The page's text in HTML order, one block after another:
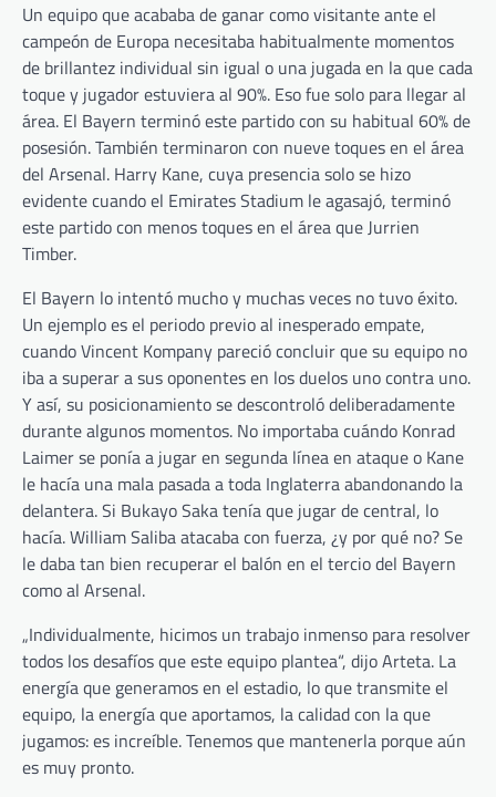
Un equipo que acababa de ganar como visitante ante el
campeón de Europa necesitaba habitualmente momentos
de brillantez individual sin igual o una jugada en la que cada
toque y jugador estuviera al 90%. Eso fue solo para llegar al
área. El Bayern terminó este partido con su habitual 60% de
posesión. También terminaron con nueve toques en el área
del Arsenal. Harry Kane, cuya presencia solo se hizo
evidente cuando el Emirates Stadium le agasajó, terminó
este partido con menos toques en el área que Jurrien
Timber.
El Bayern lo intentó mucho y muchas veces no tuvo éxito.
Un ejemplo es el periodo previo al inesperado empate,
cuando Vincent Kompany pareció concluir que su equipo no
iba a superar a sus oponentes en los duelos uno contra uno.
Y así, su posicionamiento se descontroló deliberadamente
durante algunos momentos. No importaba cuándo Konrad
Laimer se ponía a jugar en segunda línea en ataque o Kane
le hacía una mala pasada a toda Inglaterra abandonando la
delantera. Si Bukayo Saka tenía que jugar de central, lo
hacía. William Saliba atacaba con fuerza, ¿y por qué no? Se
le daba tan bien recuperar el balón en el tercio del Bayern
como al Arsenal.
„Individualmente, hicimos un trabajo inmenso para resolver
todos los desafíos que este equipo plantea“, dijo Arteta. La
energía que generamos en el estadio, lo que transmite el
equipo, la energía que aportamos, la calidad con la que
jugamos: es increíble. Tenemos que mantenerla porque aún
es muy pronto.